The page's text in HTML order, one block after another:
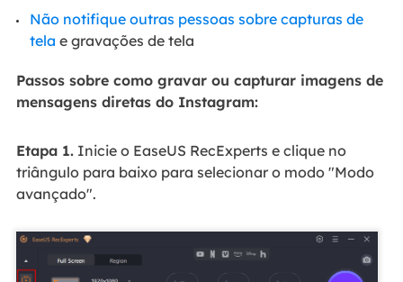
Não notifique outras pessoas sobre capturas de
tela e gravações de tela
Passos sobre como gravar ou capturar imagens de
mensagens diretas do Instagram:
Etapa 1.Inicie o EaseUS RecExperts e clique no
triângulo para baixo para selecionar o modo "Modo
avançado".